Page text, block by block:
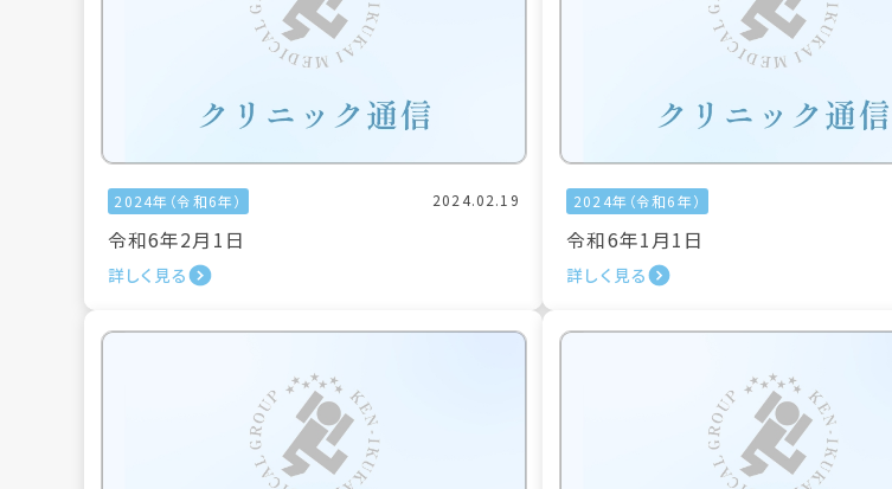
2024年（令和6年） 2024.02.19
令和6年2月1日
詳しく見る
2024年（令和6年）
令和6年1月1日
詳しく見る